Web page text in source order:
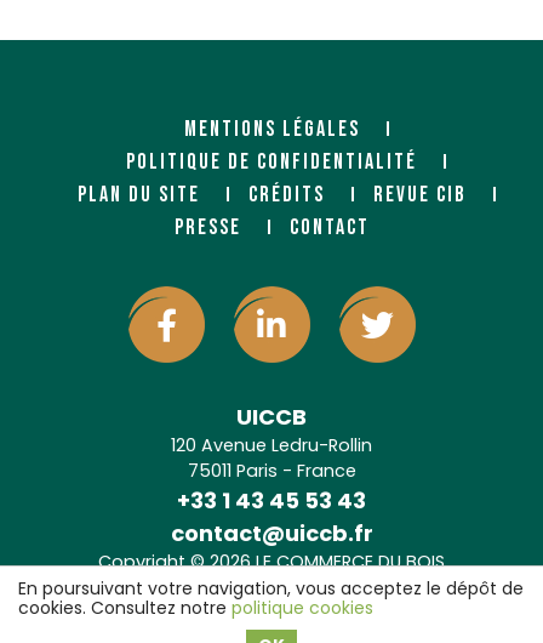
MENTIONS LÉGALES
POLITIQUE DE CONFIDENTIALITÉ
PLAN DU SITE
CRÉDITS
REVUE CIB
PRESSE
CONTACT
UICCB
120 Avenue Ledru-Rollin
75011 Paris - France
+33 1 43 45 53 43
contact@uiccb.fr
Copyright © 2026 LE COMMERCE DU BOIS
Agence web Paris: 6LAB
En poursuivant votre navigation, vous acceptez le dépôt de
cookies. Consultez notre politique cookies